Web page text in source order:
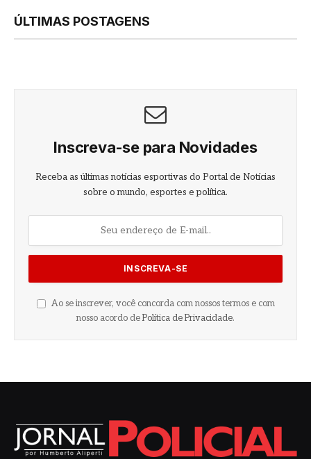
ÚLTIMAS POSTAGENS
Inscreva-se para Novidades
Receba as últimas notícias esportivas do Portal de Notícias
sobre o mundo, esportes e política.
Ao se inscrever, você concorda com nossos termos e com
nosso acordo de Política de Privacidade.